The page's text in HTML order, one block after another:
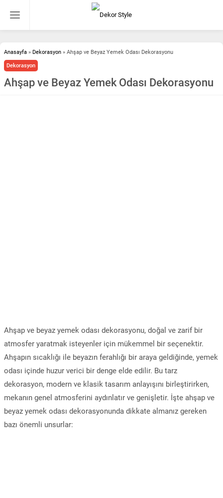
Anasayfa » Dekorasyon » Ahşap ve Beyaz Yemek Odası Dekorasyonu
Dekorasyon
Ahşap ve Beyaz Yemek Odası Dekorasyonu
Ahşap ve beyaz yemek odası dekorasyonu, doğal ve zarif bir
atmosfer yaratmak isteyenler için mükemmel bir seçenektir.
Ahşapın sıcaklığı ile beyazın ferahlığı bir araya geldiğinde, yemek
odası içinde huzur verici bir denge elde edilir. Bu tarz
dekorasyon, modern ve klasik tasarım anlayışını birleştirirken,
mekanın genel atmosferini aydınlatır ve genişletir. İşte ahşap ve
beyaz yemek odası dekorasyonunda dikkate almanız gereken
bazı önemli unsurlar: